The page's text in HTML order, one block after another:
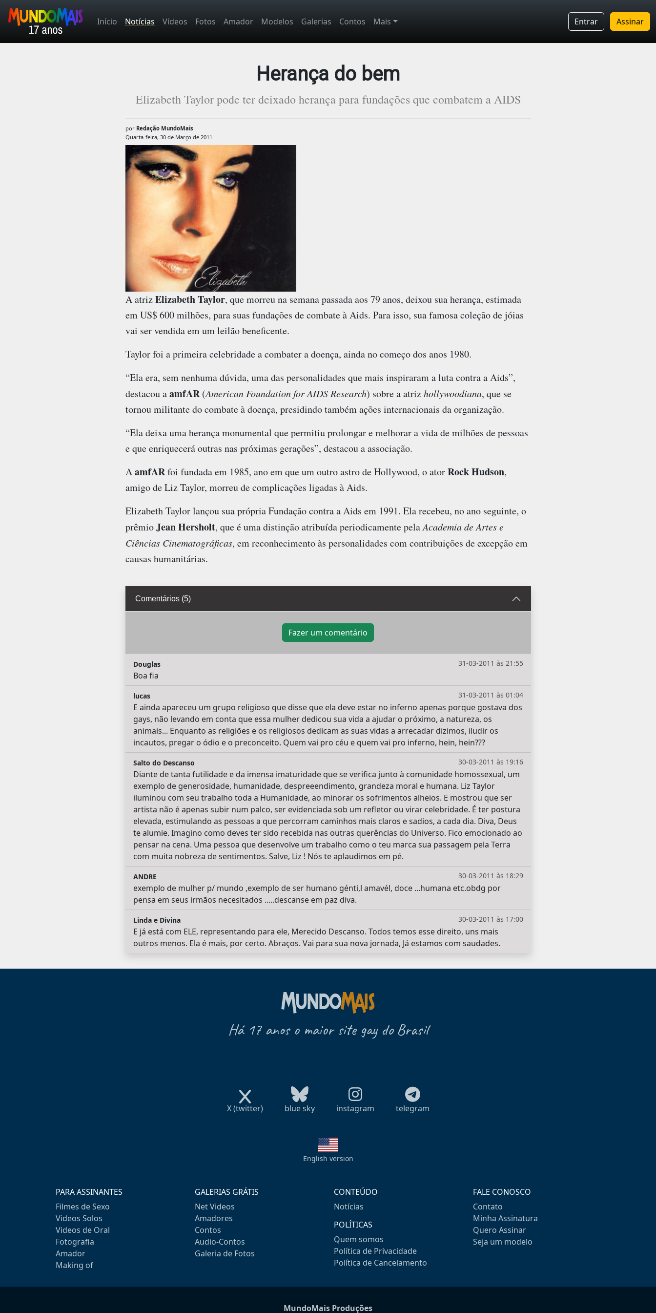
Início Notícias Vídeos Fotos Amador Modelos Galerias Contos Mais Entrar Assinar
Herança do bem
Elizabeth Taylor pode ter deixado herança para fundações que combatem a AIDS
por Redação MundoMais
Quarta-feira, 30 de Março de 2011
A atrizElizabeth Taylor, que morreu na semana passada aos 79 anos, deixou sua herança, estimada
em US$ 600 milhões, para suas fundações de combate à Aids. Para isso, sua famosa coleção de jóias
vai ser vendida em um leilão beneficente.
Taylor foi a primeira celebridade a combater a doença, ainda no começo dos anos 1980.
“Ela era, sem nenhuma dúvida, uma das personalidades que mais inspiraram a luta contra a Aids”,
destacou aamfAR(American Foundation for AIDS Research) sobre a atrizhollywoodiana, que se
tornou militante do combate à doença, presidindo também ações internacionais da organização.
“Ela deixa uma herança monumental que permitiu prolongar e melhorar a vida de milhões de pessoas
e que enriquecerá outras nas próximas gerações”, destacou a associação.
AamfARfoi fundada em 1985, ano em que um outro astro de Hollywood, o atorRock Hudson,
amigo de Liz Taylor, morreu de complicações ligadas à Aids.
Elizabeth Taylor lançou sua própria Fundação contra a Aids em 1991. Ela recebeu, no ano seguinte, o
prêmioJean Hersholt, que é uma distinção atribuída periodicamente pelaAcademia de Artes e
Ciências Cinematográficas, em reconhecimento às personalidades com contribuições de excepção em
causas humanitárias.
Comentários (5)
Fazer um comentário
31-03-2011 às 21:55
Douglas
Boa fia
31-03-2011 às 01:04
lucas
E ainda apareceu um grupo religioso que disse que ela deve estar no inferno apenas porque gostava dos
gays, não levando em conta que essa mulher dedicou sua vida a ajudar o próximo, a natureza, os
animais... Enquanto as religiões e os religiosos dedicam as suas vidas a arrecadar dizimos, iludir os
incautos, pregar o ódio e o preconceito. Quem vai pro céu e quem vai pro inferno, hein, hein???
30-03-2011 às 19:16
Salto do Descanso
Diante de tanta futilidade e da imensa imaturidade que se verifica junto à comunidade homossexual, um
exemplo de generosidade, humanidade, despreeendimento, grandeza moral e humana. Liz Taylor
iluminou com seu trabalho toda a Humanidade, ao minorar os sofrimentos alheios. E mostrou que ser
artista não é apenas subir num palco, ser evidenciada sob um refletor ou virar celebridade. É ter postura
elevada, estimulando as pessoas a que percorram caminhos mais claros e sadios, a cada dia. Diva, Deus
te alumie. Imagino como deves ter sido recebida nas outras querências do Universo. Fico emocionado ao
pensar na cena. Uma pessoa que desenvolve um trabalho como o teu marca sua passagem pela Terra
com muita nobreza de sentimentos. Salve, Liz ! Nós te aplaudimos em pé.
30-03-2011 às 18:29
ANDRE
exemplo de mulher p/ mundo ,exemplo de ser humano génti,l amavél, doce ...humana etc.obdg por
pensa em seus irmãos necesitados .....descanse em paz diva.
30-03-2011 às 17:00
Linda e Divina
E já está com ELE, representando para ele, Merecido Descanso. Todos temos esse direito, uns mais
outros menos. Ela é mais, por certo. Abraços. Vai para sua nova jornada, Já estamos com saudades.
Há 17 anos o maior site gay do Brasil
X (twitter) blue sky instagram telegram
English version
PARA ASSINANTES
Filmes de Sexo
Videos Solos
Videos de Oral
Fotografia
Amador
Making of
GALERIAS GRÁTIS
Net Videos
Amadores
Contos
Audio-Contos
Galeria de Fotos
CONTEÚDO
Notícias
POLÍTICAS
Quem somos
Política de Privacidade
Política de Cancelamento
FALE CONOSCO
Contato
Minha Assinatura
Quero Assinar
Seja um modelo
MundoMais Produções